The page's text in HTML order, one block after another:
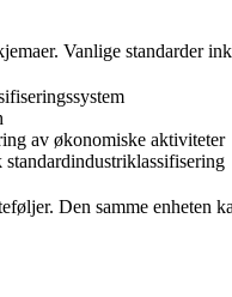
Vanlige standarder
av økonomiske aktiviteter
Den samme enheten